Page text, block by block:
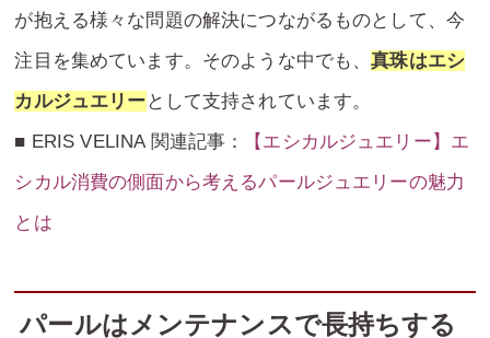
が抱える様々な問題の解決につながるものとして、今
注目を集めています。そのような中でも、真珠はエシ
カルジュエリー として支持されています。
■ ERIS VELINA 関連記事：
【エシカルジュエリー】エ
シカル消費の側面から考えるパールジュエリーの魅力
とは
パールはメンテナンスで長持ちする